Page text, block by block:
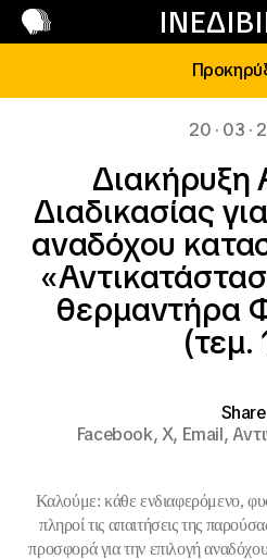
20 · 03 ·
Διακήρυξη
Διαδικασίας
αναδόχου
θερμαντήρα
(τεμ.
Share
Facebook,X, Email,
Καλούμε: κάθε ενδιαφερόμενο,
πληροί τις απαιτήσεις της
προσφορά για την επιλογή